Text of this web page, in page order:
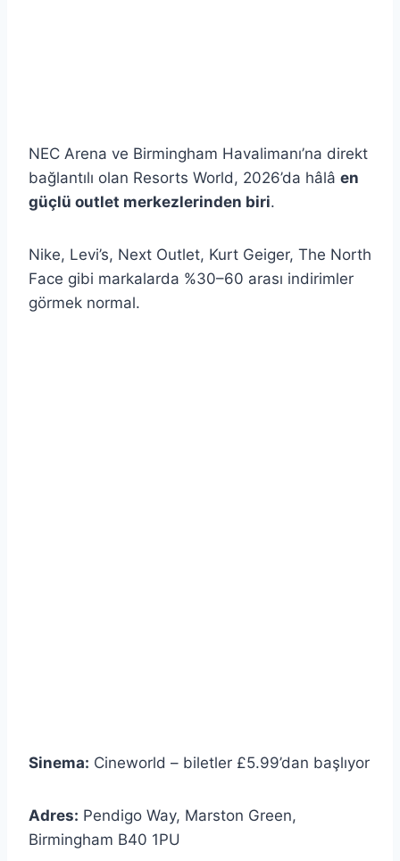
NEC Arena ve Birmingham Havalimanı’na direkt
bağlantılı olan Resorts World, 2026’da hâlâ en
güçlü outlet merkezlerinden biri.
Nike, Levi’s, Next Outlet, Kurt Geiger, The North
Face gibi markalarda %30–60 arası indirimler
görmek normal.
Sinema: Cineworld – biletler £5.99’dan başlıyor
Adres: Pendigo Way, Marston Green,
Birmingham B40 1PU